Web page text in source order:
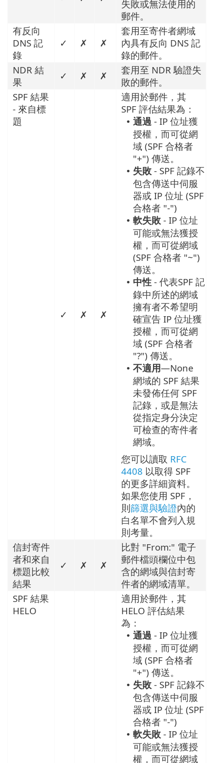
失敗或無法使用的
郵件。
有反向
DNS 記
錄
✓ ✗ ✗
套用至寄件者網域
內具有反向 DNS 記
錄的郵件。
NDR 結
果
✓ ✗ ✗
套用至 NDR 驗證失
敗的郵件。
SPF 結果
- 來自標
題
✓ ✗ ✗
適用於郵件，其
SPF 評估結果為：
• 通過 - IP 位址獲
授權，而可從網
域 (SPF 合格者
"+") 傳送。
• 失敗 - SPF 記錄不
包含傳送中伺服
器或 IP 位址 (SPF
合格者 "-")
• 軟失敗 - IP 位址
可能或無法獲授
權，而可從網域
(SPF 合格者 "~")
傳送。
• 中性 - 代表SPF 記
錄中所述的網域
擁有者不希望明
確宣告 IP 位址獲
授權，而可從網
域 (SPF 合格者
"?") 傳送。
• 不適用—None
網域的 SPF 結果
未發佈任何 SPF
記錄，或是無法
從指定身分決定
可檢查的寄件者
網域。
您可以讀取 RFC
4408 以取得 SPF
的更多詳細資料。
如果您使用 SPF，
則篩選與驗證內的
白名單不會列入規
則考量。
信封寄件
者和來自
標題比較
結果
✓ ✗ ✗
比對 "From:" 電子
郵件檔頭欄位中包
含的網域與信封寄
件者的網域清單。
SPF 結果
HELO
適用於郵件，其
HELO 評估結果
為：
• 通過 - IP 位址獲
授權，而可從網
域 (SPF 合格者
"+") 傳送。
• 失敗 - SPF 記錄不
包含傳送中伺服
器或 IP 位址 (SPF
合格者 "-")
• 軟失敗 - IP 位址
可能或無法獲授
權，而可從網域